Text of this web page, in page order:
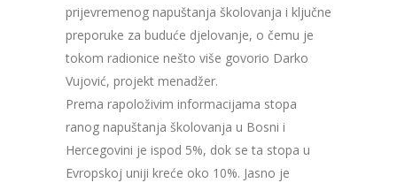
prijevremenog napuštanja školovanja i ključne
preporuke za buduće djelovanje, o čemu je
tokom radionice nešto više govorio Darko
Vujović, projekt menadžer.
Prema rapoloživim informacijama stopa
ranog napuštanja školovanja u Bosni i
Hercegovini je ispod 5%, dok se ta stopa u
Evropskoj uniji kreće oko 10%. Jasno je